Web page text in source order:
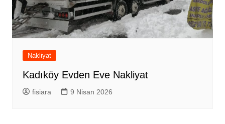
Nakliyat
Kadıköy Evden Eve Nakliyat
fisiara 9 Nisan 2026